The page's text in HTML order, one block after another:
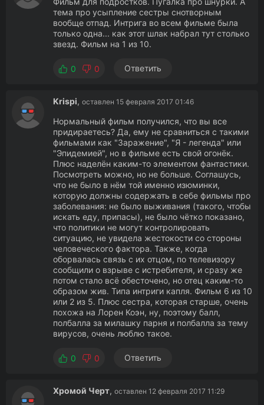
тема про усыпление сестры снотворным
вообще отпад. Интрига во всем фильме была
только одна... как этот шлак набрал тут столько
звезд. Фильм на 1 из 10.
0 0 Ответить
Krispi, оставлен 15 февраля 2017 01:46
Нормальный фильм получился, что вы все
придираетесь? Да, ему не сравниться с такими
фильмами как "Заражение", "Я - легенда" или
"Эпидемией", но в фильме есть свой огонёк.
Плюс наделён каким-то элементом фантастики.
Посмотреть можно, но не больше. Соглашусь,
что не было в нём той именно изюминки,
которую должны содержать в себе фильмы про
заболевания: не было выживания (такого, чтобы
искать еду, припасы), не было чётко показано,
что политики не могут контролировать
ситуацию, не увидела жестокости со стороны
человеческого фактора. Также, когда
оборвалась связь с их отцом, по телевизору
сообщили о взрыве с истребителя, и сразу же
потом стало всё обесточено, но отец каким-то
образом жив. Типа интриги капля. Фильм 6 из 10
или 2 из 5. Плюс сестра, которая старше, очень
похожа на Лорен Коэн, ну, поэтому балл,
полбалла за милашку парня и полбалла за тему
вирусов, очень люблю такое.
0 0 Ответить
Хромой Черт, оставлен 12 февраля 2017 11:29